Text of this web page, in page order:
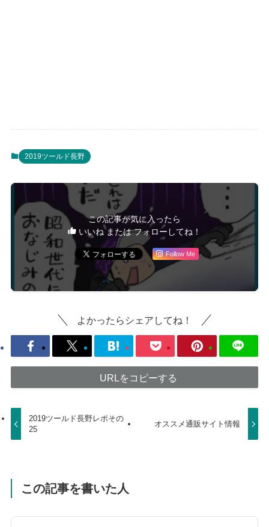
2019ツールド長野
この記事が気に入ったら
いいね または フォローしてね！
Follow Me
よかったらシェアしてね！
URLをコピーする
2019ツールド長野レポその
25
オススメ通販サイト情報
この記事を書いた人